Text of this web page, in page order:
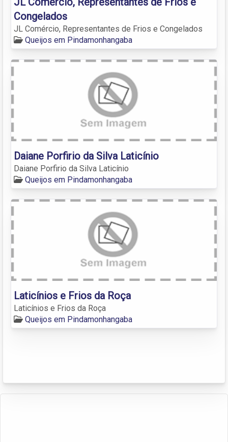
Congelados
JL Comércio, Representantes de Frios e Congelados
Queijos em Pindamonhangaba
Daiane Porfirio da Silva Laticínio
Daiane Porfirio da Silva Laticínio
Queijos em Pindamonhangaba
Laticínios e Frios da Roça
Laticínios e Frios da Roça
Queijos em Pindamonhangaba